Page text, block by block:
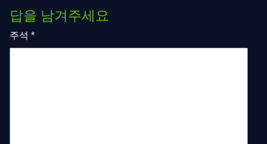
답을 남겨주세요
주석 *